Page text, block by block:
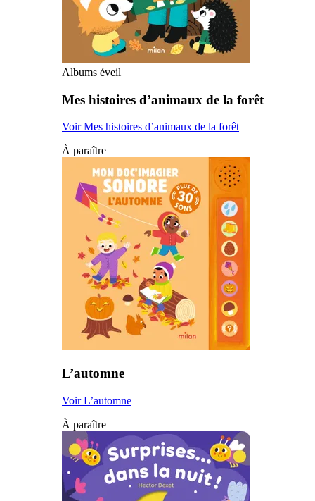
Albums éveil
Mes histoires d’animaux de la forêt
Voir Mes histoires d’animaux de la forêt
À paraître
L’automne
Voir L’automne
À paraître